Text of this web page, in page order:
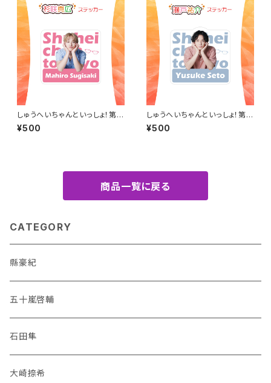
しゅうへいちゃんといっしょ！第1
0夜オリジナルステッカー（杉咲
真広）
¥500
しゅうへいちゃんといっしょ！第1
0夜オリジナルステッカー（瀬戸
祐介）
¥500
商品一覧に戻る
CATEGORY
縣豪紀
五十嵐啓輔
石田隼
大崎捺希